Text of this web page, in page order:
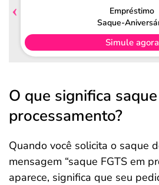
Empréstimo
Saque-
Simule agora
O que significa
processamento?
Quando você solicita o saque
mensagem “saque FGTS em
aparece, significa que seu